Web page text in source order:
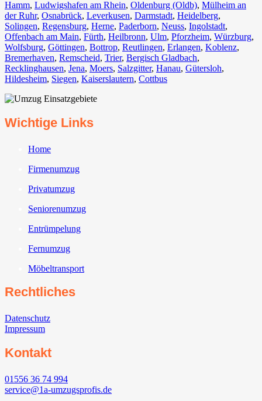
Hamm, Ludwigshafen am Rhein⁠, Oldenburg (Oldb), Mülheim an
der Ruhr, Osnabrück⁠, Leverkusen, Darmstadt⁠, Heidelberg,
Solingen, Regensburg, Herne⁠, Paderborn, Neuss, Ingolstadt,
Offenbach am Main, Fürth⁠, Heilbronn, Ulm⁠, Pforzheim, Würzburg,
Wolfsburg⁠, Göttingen, Bottrop, Reutlingen, Erlangen⁠, Koblenz,
Bremerhaven⁠, Remscheid, Trier⁠, Bergisch Gladbach,
Recklinghausen, Jena⁠, Moers⁠, Salzgitter⁠, Hanau, Gütersloh,
Hildesheim⁠, Siegen⁠, Kaiserslautern⁠, Cottbus⁠
Wichtige Links
Home
Firmenumzug
Privatumzug
Seniorenumzug
Entrümpelung
Fernumzug
Möbeltransport
Rechtliches
Datenschutz
Impressum
Kontakt
01556 36 74 994
service@1a-umzugsprofis.de